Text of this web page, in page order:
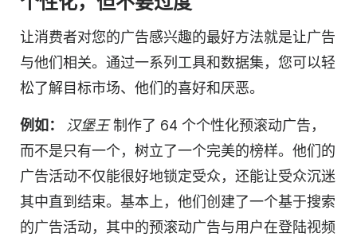
让消费者对您的广告感兴趣的最好方法就是让广告
与他们相关。通过一系列工具和数据集，您可以轻
松了解目标市场、他们的喜好和厌恶。
例如： 汉堡王制作了 64 个个性化预滚动广告，
而不是只有一个，树立了一个完美的榜样。他们的
广告活动不仅能很好地锁定受众，还能让受众沉迷
其中直到结束。基本上，他们创建了一个基于搜索
的广告活动，其中的预滚动广告与用户在登陆视频